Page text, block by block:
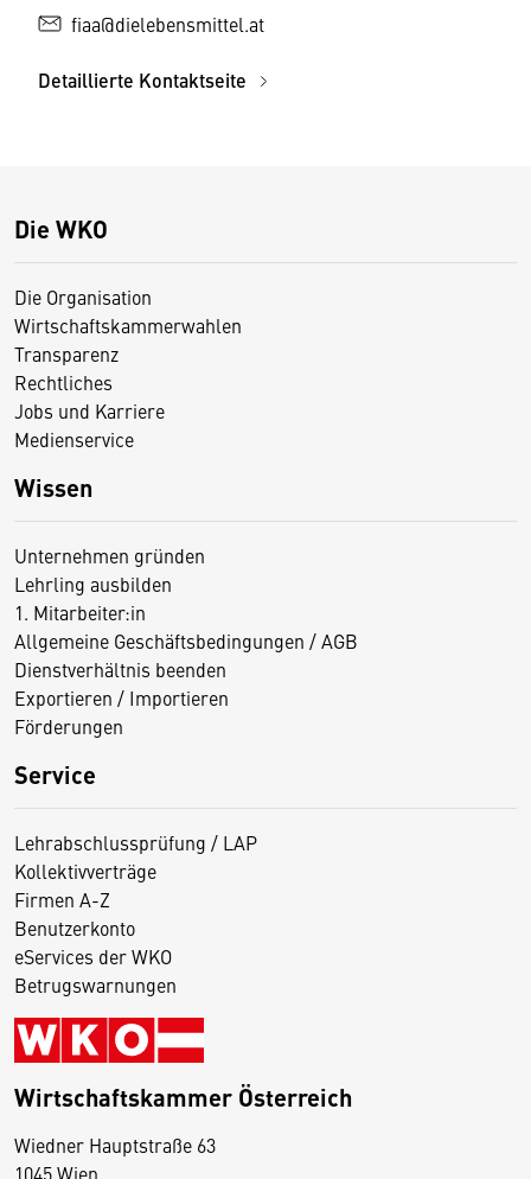
fiaa@dielebensmittel.at
Detaillierte Kontaktseite
Die WKO
Die Organisation
Wirtschaftskammerwahlen
Transparenz
Rechtliches
Jobs und Karriere
Medienservice
Wissen
Unternehmen gründen
Lehrling ausbilden
1. Mitarbeiter:in
Allgemeine Geschäftsbedingungen / AGB
Dienstverhältnis beenden
Exportieren / Importieren
Förderungen
Service
Lehrabschlussprüfung / LAP
Kollektivverträge
Firmen A-Z
Benutzerkonto
eServices der WKO
Betrugswarnungen
Wirtschaftskammer Österreich
Wiedner Hauptstraße 63
1045 Wien
D